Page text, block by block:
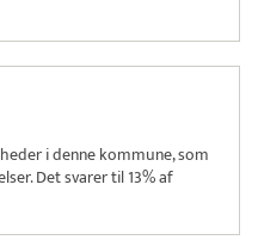
i denne kommune, som
Det svarer til 13% af